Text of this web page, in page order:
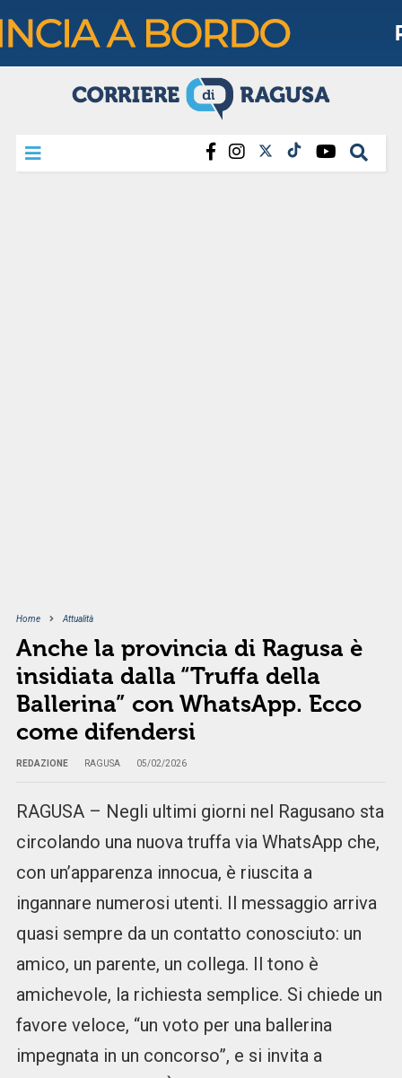
Home Attualità
Anche la provincia di Ragusa è
insidiata dalla “Truffa della
Ballerina” con WhatsApp. Ecco
come difendersi
REDAZIONE RAGUSA 05/02/2026
RAGUSA – Negli ultimi giorni nel Ragusano sta
circolando una nuova truffa via WhatsApp che,
con un’apparenza innocua, è riuscita a
ingannare numerosi utenti. Il messaggio arriva
quasi sempre da un contatto conosciuto: un
amico, un parente, un collega. Il tono è
amichevole, la richiesta semplice. Si chiede un
favore veloce, “un voto per una ballerina
impegnata in un concorso”, e si invita a